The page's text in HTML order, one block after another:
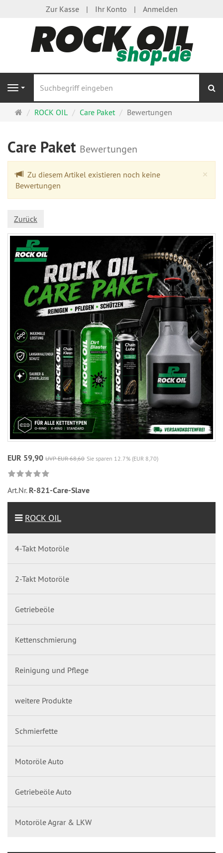
Zur Kasse Ihr Konto Anmelden
Navigation
Startseite
ROCK OIL Care Paket Bewertungen
Care Paket Bewertungen
×
Zu diesem Artikel existieren noch keine
Bewertungen
Zurück
EUR 59,90 UVP EUR 68,60 Sie sparen 12.7% (EUR 8,70)
Art.Nr. R-821-Care-Slave
ROCK OIL
4-Takt Motoröle
2-Takt Motoröle
Getriebeöle
Kettenschmierung
Reinigung und Pflege
weitere Produkte
Schmierfette
Motoröle Auto
Getriebeöle Auto
Motoröle Agrar & LKW